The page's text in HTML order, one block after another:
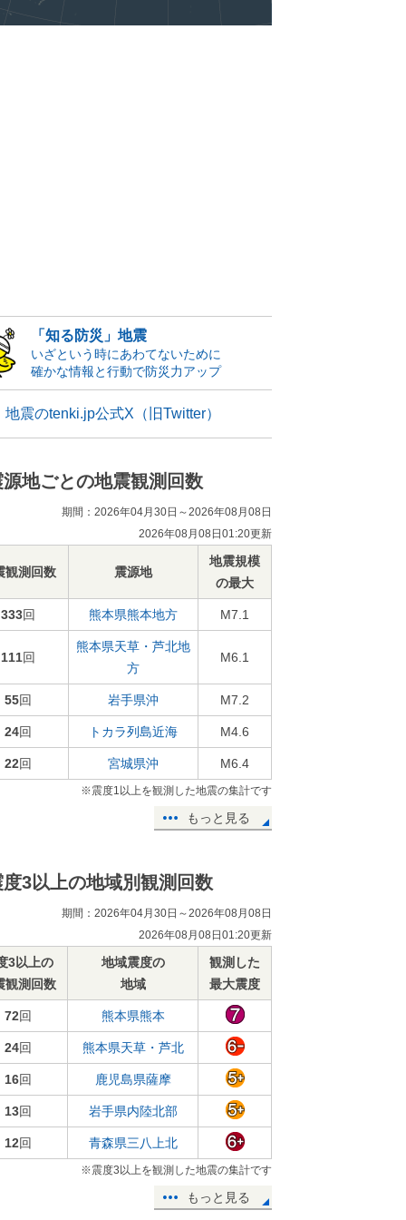
「知る防災」地震
いざという時にあわてないために
確かな情報と行動で防災力アップ
地震のtenki.jp公式X（旧Twitter）
源地ごとの地震観測回数
期間：2026年04月30日～2026年08月08日
2026年08月08日01:20更新
観測回数 震源地
地震規模
の最大
333回 熊本県熊本地方 M7.1
111回
熊本県天草・芦北地
方
M6.1
55回 岩手県沖 M7.2
24回 トカラ列島近海 M4.6
22回 宮城県沖 M6.4
※震度1以上を観測した地震の集計です
もっと見る
度3以上の地域別観測回数
期間：2026年04月30日～2026年08月08日
2026年08月08日01:20更新
3以上の
観測回数
地域震度の
地域
観測した
最大震度
72回 熊本県熊本
24回 熊本県天草・芦北
16回 鹿児島県薩摩
13回 岩手県内陸北部
12回 青森県三八上北
※震度3以上を観測した地震の集計です
もっと見る